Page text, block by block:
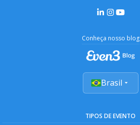
Conheça nosso blog
Brasil
TIPOS DE EVENTO